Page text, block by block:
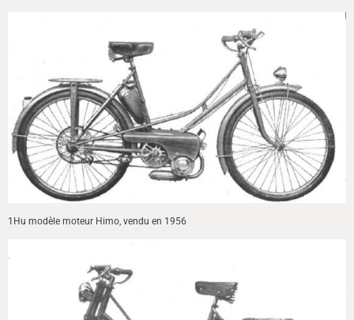
1Hu modèle moteur Himo, vendu en 1956